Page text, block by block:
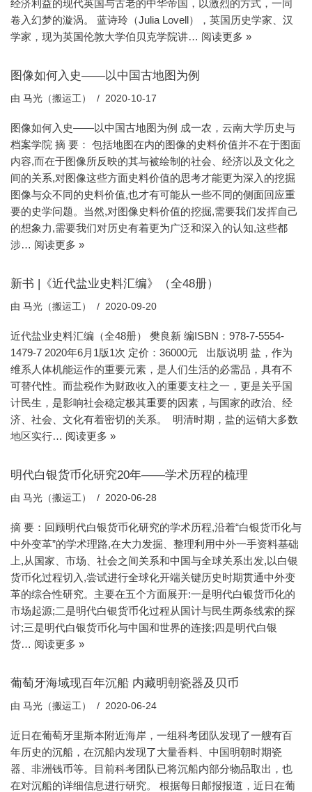
经济利益的现代英国与古老的中华帝国，以激烈的方式，一同
卷入幻梦的漩涡。 蓝诗玲（Julia Lovell），英国历史学家、汉
学家，现为英国伦敦大学伯贝克学院讲… 阅读更多 »
图像如何入史——以中国古地图为例
由 马光（搬运工） 2020-10-17
图像如何入史——以中国古地图为例 成一农，云南大学历史与
档案学院 摘 要： 包括地图在内的图像的史料价值并不在于图面
内容,而在于图像所反映的其与被绘制的社会、经济以及文化之
间的关系,对图像这些方面史料价值的思考才能更为深入的挖掘
图像与众不同的史料价值,也才有可能从一些不同的侧面回应重
要的史学问题。当然,对图像史料价值的挖掘,需要我们发挥自己
的想象力,需要我们对历史有着更为广泛和深入的认知,这些都
涉… 阅读更多 »
新书 |《​近代盐业史料汇编》（全48册）
由 马光（搬运工） 2020-09-20
近代盐业史料汇编（全48册） 樊良新 编ISBN：978-7-5554-
1479-7 2020年6月1版1次 定价：36000元 出版说明 盐，作为
维系人体机能运作的重要元素，是人们生活的必需品，具有不
可替代性。而盐税作为财政收入的重要支柱之一，更是关乎国
计民生，是影响社会稳定极其重要的因素，与国家的政治、经
济、社会、文化有着密切的关系。 明清时期，盐的运销大多数
地区实行… 阅读更多 »
明代白银货币化研究20年——学术历程的梳理
由 马光（搬运工） 2020-06-28
摘 要：回顾明代白银货币化研究的学术历程,沿着“白银货币化与
中外变革”的学术理路,在大力发掘、整理利用中外一手资料基础
上,从国家、市场、社会之间关系和中国与全球关系出发,以白银
货币化过程切入,尝试进行全球化开端关键历史时期贯通中外变
革的综合性研究。主要在五个方面展开:一是明代白银货币化的
市场起源;二是明代白银货币化过程从国计与民生两条线索的探
讨;三是明代白银货币化与中国和世界的连接;四是明代白银
货… 阅读更多 »
葡萄牙海域现百年沉船 内藏明朝瓷器及贝币
由 马光（搬运工） 2020-06-24
近日在葡萄牙里斯本附近海岸，一组科考团队发现了一艘有百
年历史的沉船，在沉船内发现了大量香料、中国明朝时期瓷
器、非洲钱币等。目前科考团队已将沉船内部分物品取出，也
在对沉船的详细信息进行研究。 根据每日邮报报道，近日在葡